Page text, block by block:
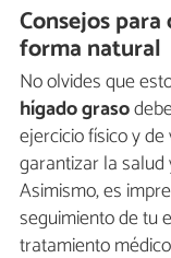
Consejos
forma natural
No olvides que
hígado graso
ejercicio físico y de
garantizar la
Asimismo, es
seguimiento de tu
tratamiento